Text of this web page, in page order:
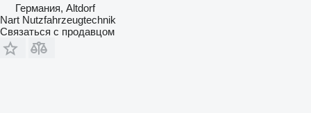
Германия, Altdorf
Nart Nutzfahrzeugtechnik
Связаться с продавцом